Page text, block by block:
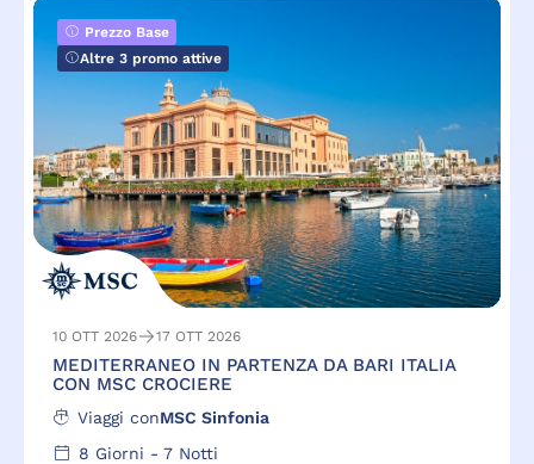
Prezzo Base
Altre 3 promo attive
10 OTT 2026 17 OTT 2026
MEDITERRANEO IN PARTENZA DA BARI ITALIA
CON MSC CROCIERE
Viaggi conMSC Sinfonia
8 Giorni - 7Notti